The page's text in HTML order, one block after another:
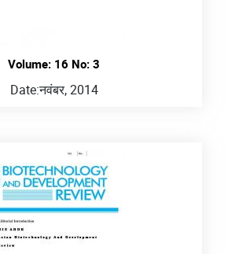
Volume: 16 No: 3
Date:नवंबर, 2014